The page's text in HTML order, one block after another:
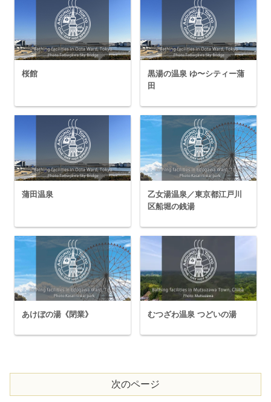
桜館
黒湯の温泉 ゆ〜シティー蒲
田
蒲田温泉
乙女湯温泉／東京都江戸川
区船堀の銭湯
あけぼの湯《閉業》 むつざわ温泉 つどいの湯
次のページ